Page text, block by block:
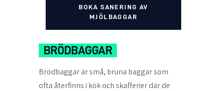
BOKA SANERING AV
MJÖLBAGGAR
BRÖDBAGGAR
Brödbaggar är små, bruna baggar som
ofta återfinns i kök och skafferier där de